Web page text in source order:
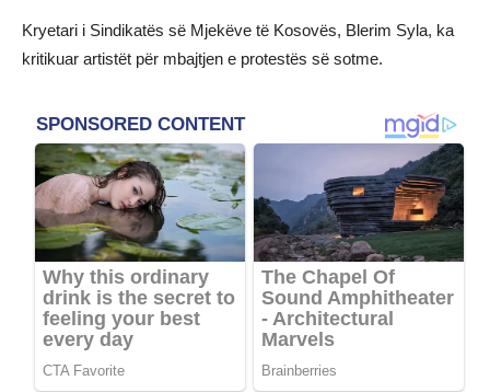
Kryetari i Sindikatës së Mjekëve të Kosovës, Blerim Syla, ka
kritikuar artistët për mbajtjen e protestës së sotme.